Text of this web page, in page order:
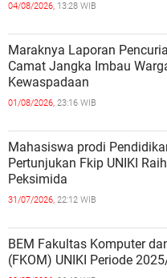
04/08/2026, 13:28 WIB
Maraknya Laporan
Camat Jangka Imbau
Kewaspadaan
01/08/2026, 23:16 WIB
Mahasiswa prodi
Pertunjukan Fkip UNIKI
Peksimida
31/07/2026, 22:12 WIB
BEM Fakultas Komputer
(FKOM) UNIKI Periode